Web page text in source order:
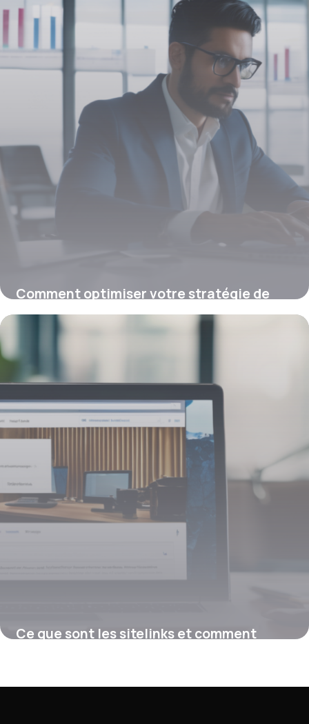
26 janvier 2026
Comment optimiser votre stratégie de
mots-clés en 2026 pour un référencement
efficace
19 janvier 2026
Ce que sont les sitelinks et comment